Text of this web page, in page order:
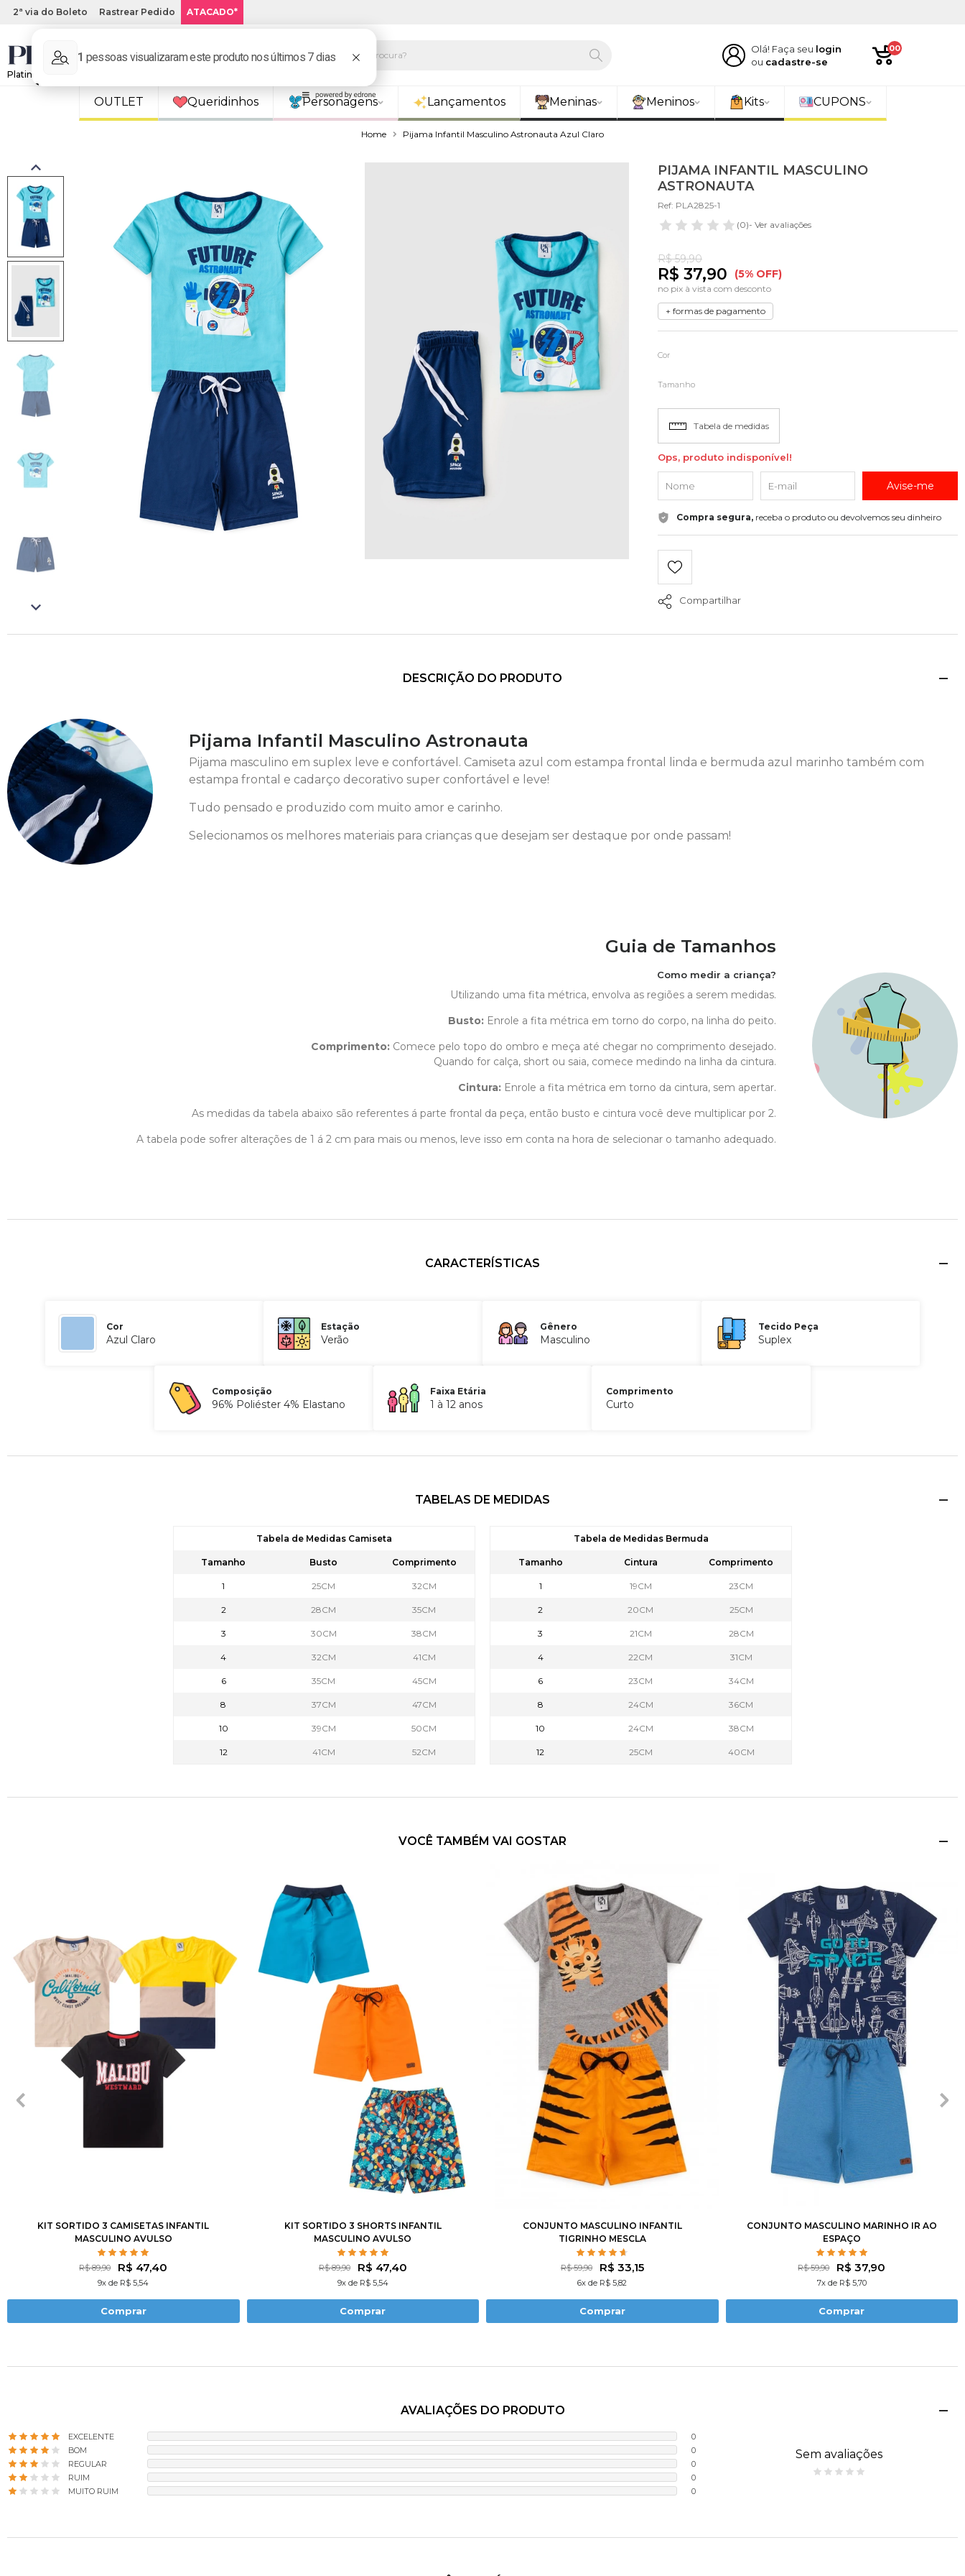
2ª via do Boleto Rastrear Pedido ATACADO*
Platinum Kids: Loja de roupa infantil online.
Olá! Faça seu login
ou cadastre-se
00
OUTLET Queridinhos Personagens Lançamentos Meninas Meninos Kits CUPONS
Home Pijama Infantil Masculino Astronauta Azul Claro
PIJAMA INFANTIL MASCULINO
ASTRONAUTA
Ref: PLA2825-1
(0)- Ver avaliações
R$ 59,90
R$ 37,90 (5% OFF)
no pix à vista com desconto
+ formas de pagamento
Cor
Tamanho
Tabela de medidas
Ops, produto indisponível!
Avise-me
Compra segura, receba o produto ou devolvemos seu dinheiro
Compartilhar
DESCRIÇÃO DO PRODUTO
Pijama Infantil Masculino Astronauta
Pijama masculino em suplex leve e confortável. Camiseta azul com estampa frontal linda e bermuda azul marinho também com
estampa frontal e cadarço decorativo super confortável e leve!
Tudo pensado e produzido com muito amor e carinho.
Selecionamos os melhores materiais para crianças que desejam ser destaque por onde passam!
Guia de Tamanhos
Como medir a criança?
Utilizando uma fita métrica, envolva as regiões a serem medidas.
Busto: Enrole a fita métrica em torno do corpo, na linha do peito.
Comprimento: Comece pelo topo do ombro e meça até chegar no comprimento desejado.
Quando for calça, short ou saia, comece medindo na linha da cintura.
Cintura: Enrole a fita métrica em torno da cintura, sem apertar.
As medidas da tabela abaixo são referentes á parte frontal da peça, então busto e cintura você deve multiplicar por 2.
A tabela pode sofrer alterações de 1 á 2 cm para mais ou menos, leve isso em conta na hora de selecionar o tamanho adequado.
CARACTERÍSTICAS
Cor
Azul Claro
Estação
Verão
Gênero
Masculino
Tecido Peça
Suplex
Composição
96% Poliéster 4% Elastano
Faixa Etária
1 à 12 anos
Comprimento
Curto
TABELAS DE MEDIDAS
Tabela de Medidas Camiseta
Tamanho Busto Comprimento
1 25CM 32CM
2 28CM 35CM
3 30CM 38CM
4 32CM 41CM
6 35CM 45CM
8 37CM 47CM
10 39CM 50CM
12 41CM 52CM
Tabela de Medidas Bermuda
Tamanho Cintura Comprimento
1 19CM 23CM
2 20CM 25CM
3 21CM 28CM
4 22CM 31CM
6 23CM 34CM
8 24CM 36CM
10 24CM 38CM
12 25CM 40CM
VOCÊ TAMBÉM VAI GOSTAR
KIT SORTIDO 3 CAMISETAS INFANTIL
MASCULINO AVULSO
R$ 89,90 R$ 47,40
9x de R$ 5,54
Comprar
8 10
KIT SORTIDO 3 SHORTS INFANTIL
MASCULINO AVULSO
R$ 89,90 R$ 47,40
9x de R$ 5,54
Comprar
CONJUNTO MASCULINO INFANTIL
TIGRINHO MESCLA
R$ 59,90 R$ 33,15
6x de R$ 5,82
Comprar
CONJUNTO MASCULINO MARINHO IR AO
ESPAÇO
R$ 59,90 R$ 37,90
7x de R$ 5,70
Comprar
AVALIAÇÕES DO PRODUTO
EXCELENTE
0
BOM
0
REGULAR
0
RUIM
0
MUITO RUIM
0
Sem avaliações